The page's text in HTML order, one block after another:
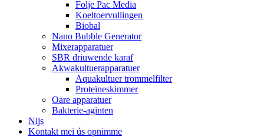
Folje Pac Media
Koeltoervullingen
Biobal
Nano Bubble Generator
Mixerapparatuer
SBR driuwende karaf
Akwakultuerapparatuer
Aquakultuer trommelfilter
Proteïneskimmer
Oare apparatuer
Bakterie-aginten
Nijs
Kontakt mei ús opnimme